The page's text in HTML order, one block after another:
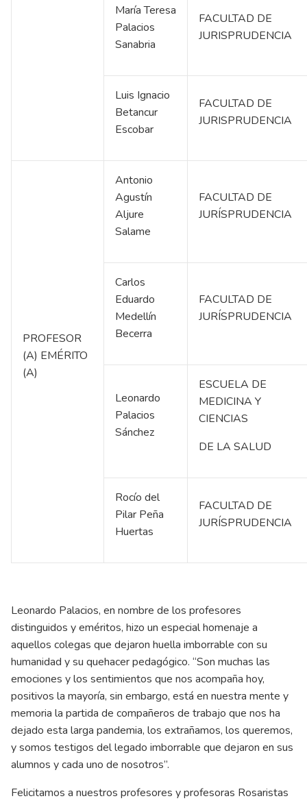
María Teresa
Palacios
Sanabria
FACULTAD DE
JURISPRUDENCIA
Luis Ignacio
Betancur
Escobar
FACULTAD DE
JURISPRUDENCIA
PROFESOR
(A) EMÉRITO
(A)
Antonio
Agustín
Aljure
Salame
FACULTAD DE
JURÍSPRUDENCIA
Carlos
Eduardo
Medellín
Becerra
FACULTAD DE
JURÍSPRUDENCIA
Leonardo
Palacios
Sánchez
ESCUELA DE
MEDICINA Y
CIENCIAS
DE LA SALUD
Rocío del
Pilar Peña
Huertas
FACULTAD DE
JURÍSPRUDENCIA
Leonardo Palacios, en nombre de los profesores
distinguidos y eméritos, hizo un especial homenaje a
aquellos colegas que dejaron huella imborrable con su
humanidad y su quehacer pedagógico. “Son muchas las
emociones y los sentimientos que nos acompaña hoy,
positivos la mayoría, sin embargo, está en nuestra mente y
memoria la partida de compañeros de trabajo que nos ha
dejado esta larga pandemia, los extrañamos, los queremos,
y somos testigos del legado imborrable que dejaron en sus
alumnos y cada uno de nosotros”.
Felicitamos a nuestros profesores y profesoras Rosaristas